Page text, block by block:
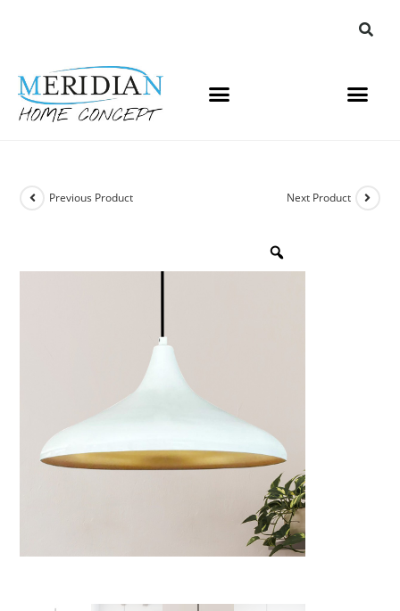
Previous Product Next Product